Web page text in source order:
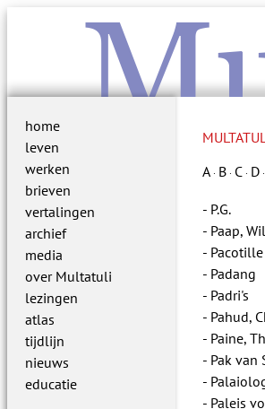
home
leven
werken
brieven
vertalingen
archief
media
over Multatuli
lezingen
atlas
tijdlijn
nieuws
educatie
A · B · C · D ·
P.G.
Paap,
Pacotille
Padang
Padri's
Pahud,
Paine,
Pak van
Paleis